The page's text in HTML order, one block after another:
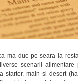
ma duc pe seara la
scenarii
starter, main si desert